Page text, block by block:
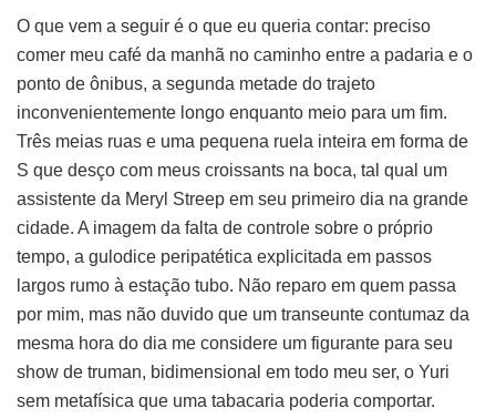
O que vem a seguir é o que eu queria contar: preciso
comer meu café da manhã no caminho entre a padaria e o
ponto de ônibus, a segunda metade do trajeto
inconvenientemente longo enquanto meio para um fim.
Três meias ruas e uma pequena ruela inteira em forma de
S que desço com meus croissants na boca, tal qual um
assistente da Meryl Streep em seu primeiro dia na grande
cidade. A imagem da falta de controle sobre o próprio
tempo, a gulodice peripatética explicitada em passos
largos rumo à estação tubo. Não reparo em quem passa
por mim, mas não duvido que um transeunte contumaz da
mesma hora do dia me considere um figurante para seu
show de truman, bidimensional em todo meu ser, o Yuri
sem metafísica que uma tabacaria poderia comportar.